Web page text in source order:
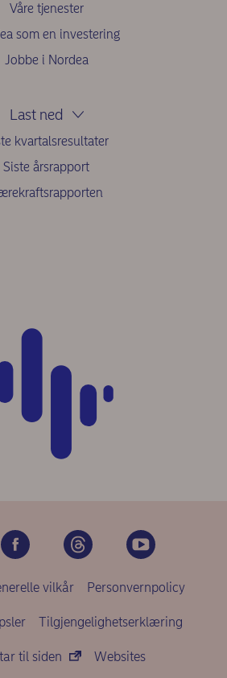
Våre tjenester
som en investering
Jobbe i Nordea
Last ned
kvartalsresultater
Siste årsrapport
vilkår Personvernpolicy
Tilgjengelighetserklæring
til siden Websites